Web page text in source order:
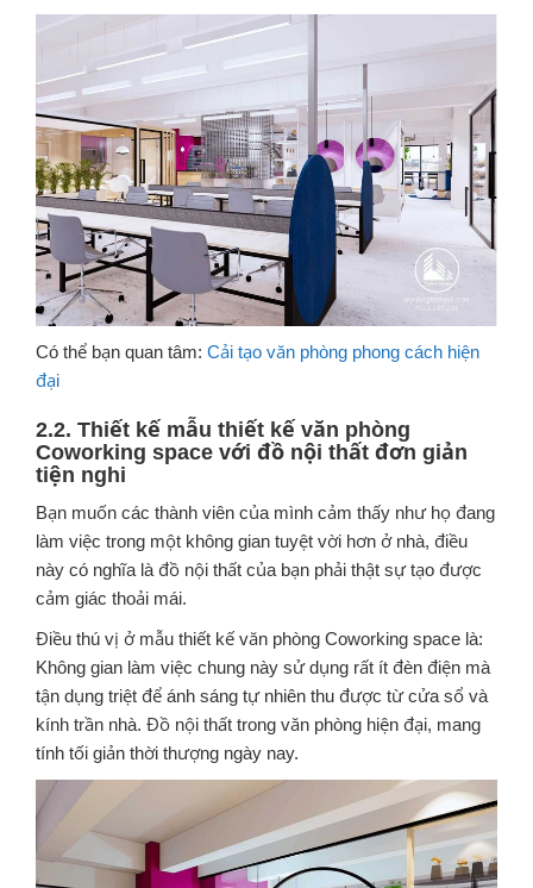
Có thể bạn quan tâm: Cải tạo văn phòng phong cách hiện
đại
2.2. Thiết kế mẫu thiết kế văn phòng
Coworking space với đồ nội thất đơn giản
tiện nghi
Bạn muốn các thành viên của mình cảm thấy như họ đang
làm việc trong một không gian tuyệt vời hơn ở nhà, điều
này có nghĩa là đồ nội thất của bạn phải thật sự tạo được
cảm giác thoải mái.
Điều thú vị ở mẫu thiết kế văn phòng Coworking space là:
Không gian làm việc chung này sử dụng rất ít đèn điện mà
tận dụng triệt để ánh sáng tự nhiên thu được từ cửa sổ và
kính trần nhà. Đồ nội thất trong văn phòng hiện đại, mang
tính tối giản thời thượng ngày nay.